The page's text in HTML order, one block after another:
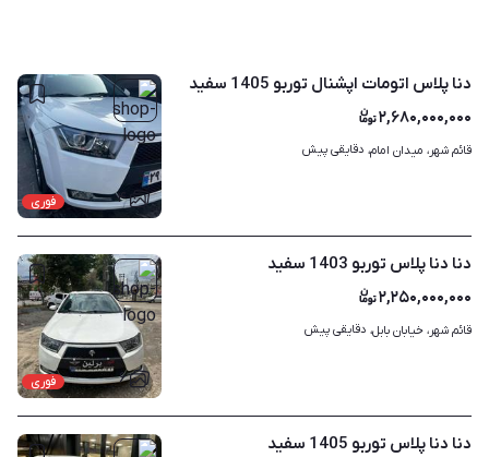
فوری ۴
دنا پلاس اتومات اپشنال توربو 1405 سفید
۲,۶۸۰,۰۰۰,۰۰۰
قائم شهر، میدان امام، دقایقی پیش
فوری ۶
دنا دنا پلاس توربو 1403 سفید
۲,۲۵۰,۰۰۰,۰۰۰
قائم شهر، خیابان بابل، دقایقی پیش
دنا دنا پلاس توربو 1405 سفید